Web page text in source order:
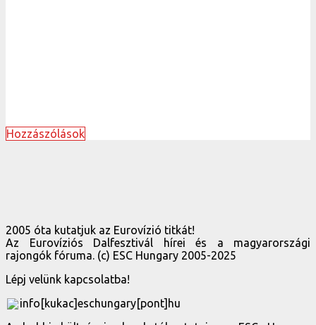
Hozzászólások
2005 óta kutatjuk az Eurovízió titkát!
Az Eurovíziós Dalfesztivál hírei és a magyarországi
rajongók fóruma. (c) ESC Hungary 2005-2025
Lépj velünk kapcsolatba!
info[kukac]eschungary[pont]hu